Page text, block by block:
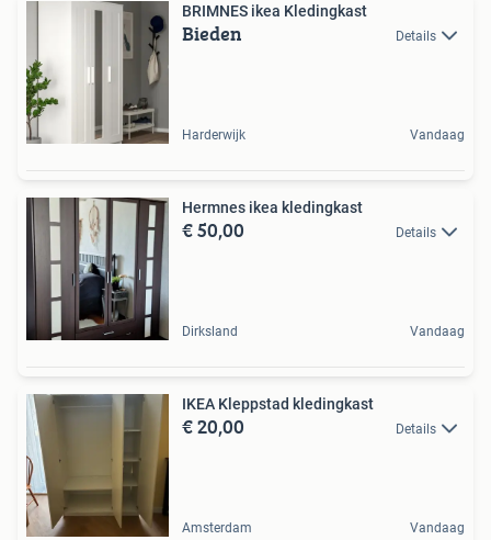
BRIMNES ikea Kledingkast
Bieden Details
Harderwijk Vandaag
Hermnes ikea kledingkast
€ 50,00 Details
Dirksland Vandaag
IKEA Kleppstad kledingkast
€ 20,00 Details
Amsterdam Vandaag